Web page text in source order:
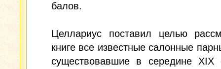
балов.
Целлариус поставил целью
книге все известные салонные
существовавшие в середине XIX